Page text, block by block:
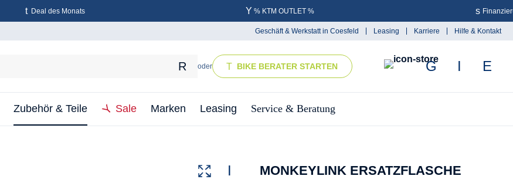
Deal des Monats % KTM OUTLET %
Geschäft & Werkstatt in Coesfeld Leasing Karriere Hilfe & Kontakt
oder BIKE BERATER STARTEN
Zubehör & Teile Sale Marken Leasing Service & Beratung
MONKEYLINK ERSATZFLASCHE